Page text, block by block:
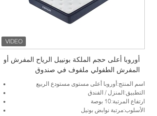
أوروبا أعلى حجم الملكة بونييل الرياح المفرش أو
المفرش الطفولي ملفوف في صندوق
اسم المنتج:أوروبا أعلى مستوى مستودع الربيع
التطبيق:المنزل / الفندق
ارتفاع المرتبة:10 بوصة
الأسلوب:مرتبة نوابض بونيل